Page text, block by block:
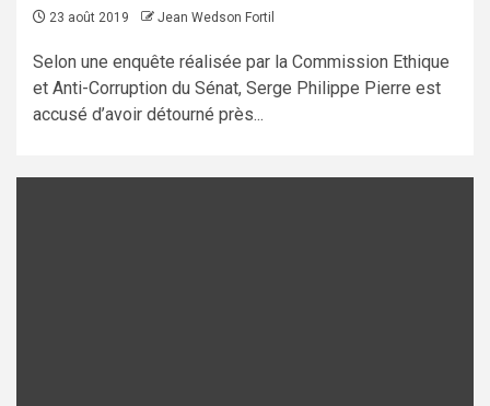
23 août 2019 Jean Wedson Fortil
Selon une enquête réalisée par la Commission Ethique
et Anti-Corruption du Sénat, Serge Philippe Pierre est
accusé d’avoir détourné près...